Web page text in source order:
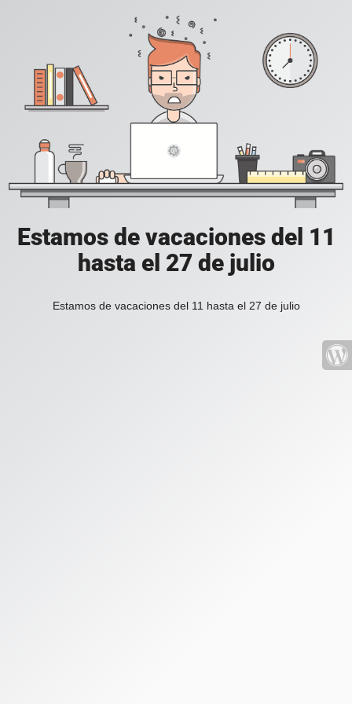
Estamos de vacaciones del 11
hasta el 27 de julio
Estamos de vacaciones del 11 hasta el 27 de julio